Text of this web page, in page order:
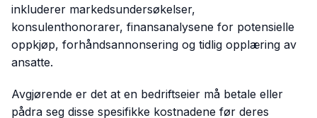
inkluderer markedsundersøkelser,
konsulenthonorarer, finansanalysene for potensielle
oppkjøp, forhåndsannonsering og tidlig opplæring av
ansatte.
Avgjørende er det at en bedriftseier må betale eller
pådra seg disse spesifikke kostnadene før deres